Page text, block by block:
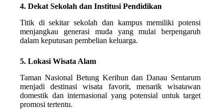
4. Dekat Sekolah dan Institusi Pendidikan
Titik di sekitar sekolah dan kampus memiliki potensi
menjangkau generasi muda yang mulai berpengaruh
dalam keputusan pembelian keluarga.
5. Lokasi Wisata Alam
Taman Nasional Betung Kerihun dan Danau Sentarum
menjadi destinasi wisata favorit, menarik wisatawan
domestik dan internasional yang potensial untuk target
promosi tertentu.